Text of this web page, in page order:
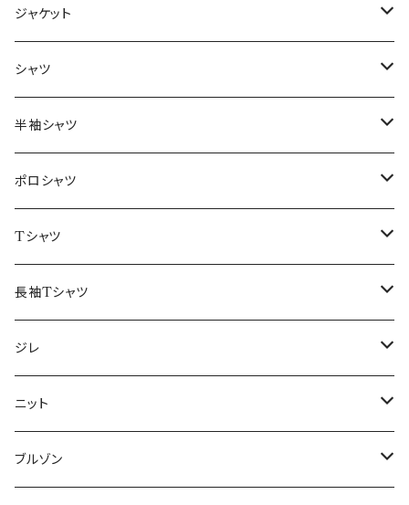
ジャケット
～44/S
46/M
48/L
50/XL～
シャツ
～44/S
46/M
48/L
50/XL～
半袖シャツ
～44/S
46/M
48/L
50/XL～
ポロシャツ
～44/S
46/M
48/L
50/XL～
Tシャツ
～44/S
46/M
48/L
50/XL～
長袖Tシャツ
～44/S
46/M
48/L
ジレ
～44/S
46/M
ニット
～44/S
ブルゾン